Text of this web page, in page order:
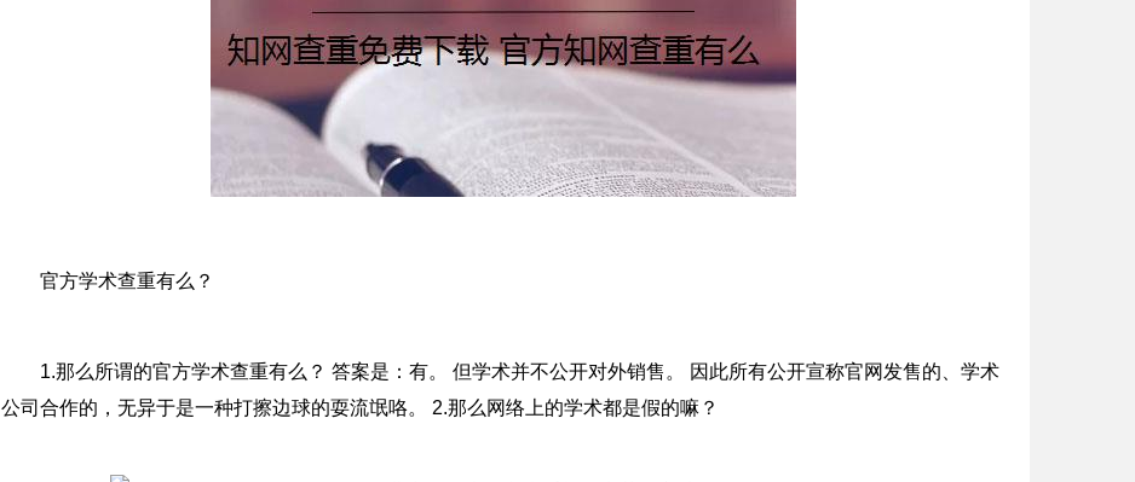
官方学术查重有么？
1.那么所谓的官方学术查重有么？ 答案是：有。 但学术并不公开对外销售。 因此所有公开宣称官网发售的、学术
公司合作的，无异于是一种打擦边球的耍流氓咯。 2.那么网络上的学术都是假的嘛？